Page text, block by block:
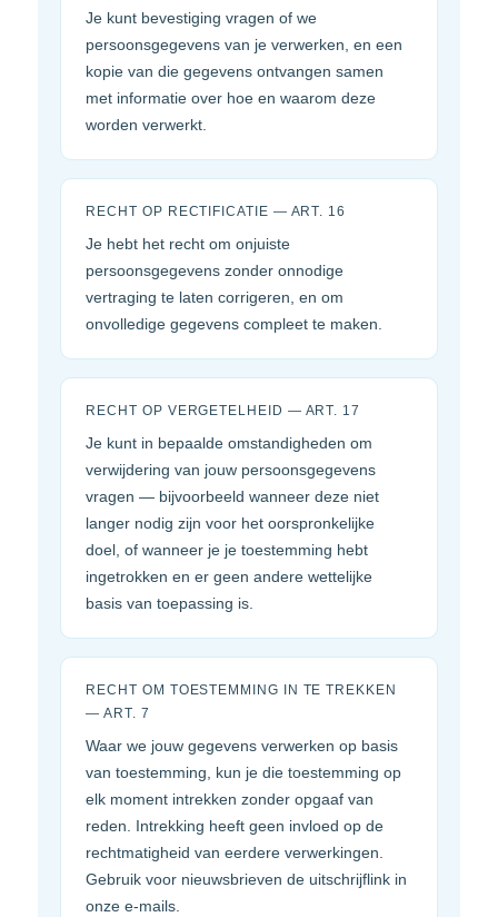
Je kunt bevestiging vragen of we
persoonsgegevens van je verwerken, en een
kopie van die gegevens ontvangen samen
met informatie over hoe en waarom deze
worden verwerkt.
RECHT OP RECTIFICATIE — ART. 16
Je hebt het recht om onjuiste
persoonsgegevens zonder onnodige
vertraging te laten corrigeren, en om
onvolledige gegevens compleet te maken.
RECHT OP VERGETELHEID — ART. 17
Je kunt in bepaalde omstandigheden om
verwijdering van jouw persoonsgegevens
vragen — bijvoorbeeld wanneer deze niet
langer nodig zijn voor het oorspronkelijke
doel, of wanneer je je toestemming hebt
ingetrokken en er geen andere wettelijke
basis van toepassing is.
RECHT OM TOESTEMMING IN TE TREKKEN
— ART. 7
Waar we jouw gegevens verwerken op basis
van toestemming, kun je die toestemming op
elk moment intrekken zonder opgaaf van
reden. Intrekking heeft geen invloed op de
rechtmatigheid van eerdere verwerkingen.
Gebruik voor nieuwsbrieven de uitschrijflink in
onze e-mails.